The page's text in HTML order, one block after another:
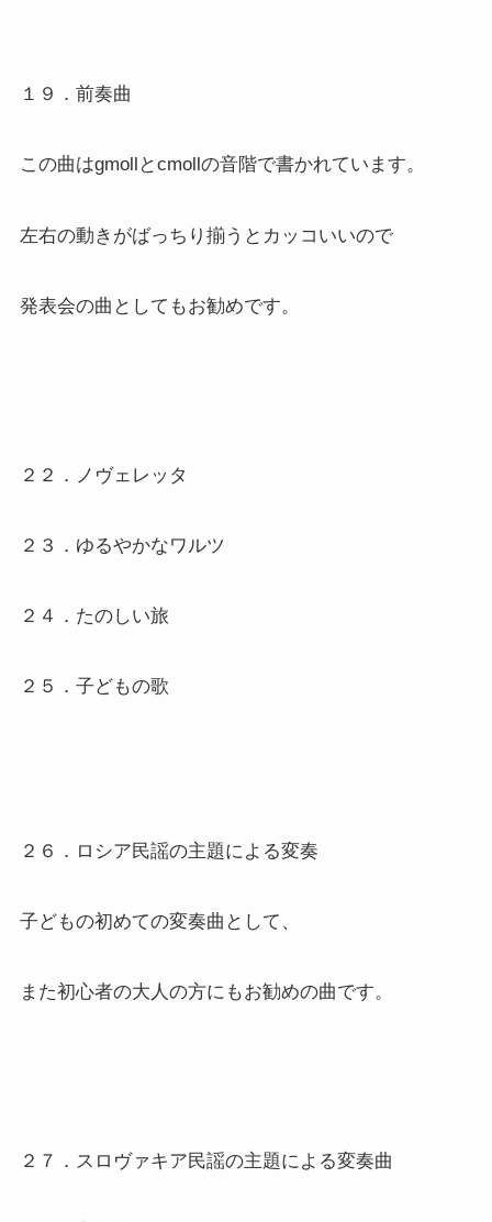
１９．前奏曲
この曲はgmollとcmollの音階で書かれています。
左右の動きがばっちり揃うとカッコいいので
発表会の曲としてもお勧めです。
２２．ノヴェレッタ
２３．ゆるやかなワルツ
２４．たのしい旅
２５．子どもの歌
２６．ロシア民謡の主題による変奏
子どもの初めての変奏曲として、
また初心者の大人の方にもお勧めの曲です。
２７．スロヴァキア民謡の主題による変奏曲